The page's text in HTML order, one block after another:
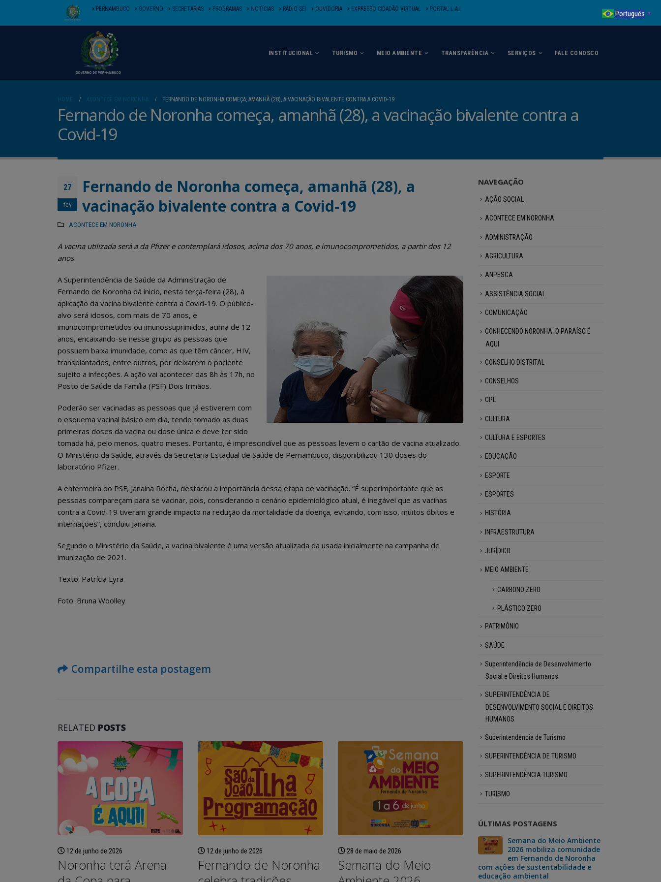
PERNAMBUCO GOVERNO SECRETARIAS PROGRAMAS NOTÍCIAS RÁDIO SEI OUVIDORIA EXPRESSO CIDADÃO VIRTUAL PORTAL L.A.I.
INSTITUCIONAL TURISMO MEIO AMBIENTE TRANSPARÊNCIA SERVIÇOS FALE CONOSCO
HOME ACONTECE EM NORONHA FERNANDO DE NORONHA COMEÇA, AMANHÃ (28), A VACINAÇÃO BIVALENTE CONTRA A COVID-19
Fernando de Noronha começa, amanhã (28), a vacinação bivalente contra a
Covid-19
27
fev
Fernando de Noronha começa, amanhã (28), a
vacinação bivalente contra a Covid-19
ACONTECE EM NORONHA
A vacina utilizada será a da Pfizer e contemplará idosos, acima dos 70 anos, e imunocomprometidos, a partir dos 12
anos
A Superintendência de Saúde da Administração de
Fernando de Noronha dá inicio, nesta terça-feira (28), à
aplicação da vacina bivalente contra a Covid-19. O público-
alvo será idosos, com mais de 70 anos, e
imunocomprometidos ou imunossuprimidos, acima de 12
anos, encaixando-se nesse grupo as pessoas que
possuem baixa imunidade, como as que têm câncer, HIV,
transplantados, entre outros, por deixarem o paciente
sujeito a infecções. A ação vai acontecer das 8h às 17h, no
Posto de Saúde da Família (PSF) Dois Irmãos.
Poderão ser vacinadas as pessoas que já estiverem com
o esquema vacinal básico em dia, tendo tomado as duas
primeiras doses da vacina ou dose única e deve ter sido
tomada há, pelo menos, quatro meses. Portanto, é imprescindível que as pessoas levem o cartão de vacina atualizado.
O Ministério da Saúde, através da Secretaria Estadual de Saúde de Pernambuco, disponibilizou 130 doses do
laboratório Pfizer.
A enfermeira do PSF, Janaina Rocha, destacou a importância dessa etapa de vacinação. “É superimportante que as
pessoas compareçam para se vacinar, pois, considerando o cenário epidemiológico atual, é inegável que as vacinas
contra a Covid-19 tiveram grande impacto na redução da mortalidade da doença, evitando, com isso, muitos óbitos e
internações”, concluiu Janaina.
Segundo o Ministério da Saúde, a vacina bivalente é uma versão atualizada da usada inicialmente na campanha de
imunização de 2021.
Texto: Patrícia Lyra
Foto: Bruna Woolley
Compartilhe esta postagem
RELATED POSTS
12 de junho de 2026
Noronha terá Arena
12 de junho de 2026
Fernando de Noronha
28 de maio de 2026
Semana do Meio
26 de maio de 2026
Fernando de Noronha
NAVEGAÇÃO
AÇÃO SOCIAL
ACONTECE EM NORONHA
ADMINISTRAÇÃO
AGRICULTURA
ANPESCA
ASSISTÊNCIA SOCIAL
COMUNICAÇÃO
CONHECENDO NORONHA: O PARAÍSO É
AQUI
CONSELHO DISTRITAL
CONSELHOS
CPL
CULTURA
CULTURA E ESPORTES
EDUCAÇÃO
ESPORTE
ESPORTES
HISTÓRIA
INFRAESTRUTURA
JURÍDICO
MEIO AMBIENTE
CARBONO ZERO
PLÁSTICO ZERO
PATRIMÔNIO
SAÚDE
Superintendência de Desenvolvimento
Social e Direitos Humanos
SUPERINTENDÊNCIA DE
DESENVOLVIMENTO SOCIAL E DIREITOS
HUMANOS
Superintendência de Turismo
SUPERINTENDÊNCIA DE TURISMO
SUPERINTENDÊNCIA TURISMO
TURISMO
ÚLTIMAS POSTAGENS
dar início ao programa
“Noronha na Palma da
Mão”, um sistema digital moderno
para o recadastramento dos
2026 mobiliza comunidade
em Fernando de Noronha
com ações de sustentabilidade e
educação ambiental
dar início ao programa
“Noronha na Palma da
Mão”, um sistema digital moderno
para o recadastramento dos
Semana do Meio Ambiente
2026 mobiliza comunidade
em Fernando de Noronha
com ações de sustentabilidade e
educação ambiental
Português ▼